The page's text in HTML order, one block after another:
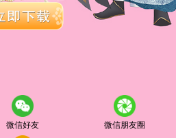
微信好友 微信朋友圈